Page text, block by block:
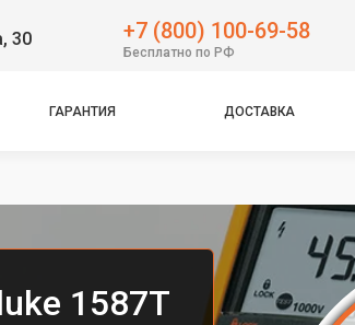
30 +7 (800) 100-69-58
Бесплатно по РФ
ГАРАНТИЯ ДОСТАВКА
1587T